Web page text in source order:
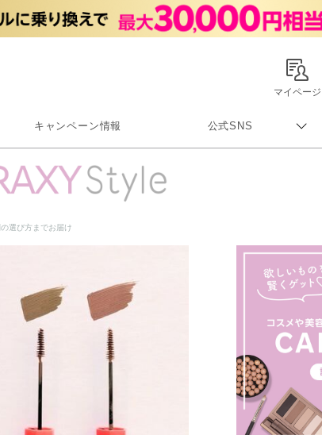
マイページ
キャンペーン情報 公式SNS
Rakuten Link
選び方までお届け